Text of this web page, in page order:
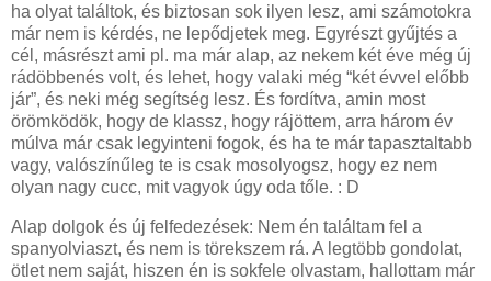
ha olyat találtok, és biztosan sok ilyen lesz, ami számotokra
már nem is kérdés, ne lepődjetek meg. Egyrészt gyűjtés a
cél, másrészt ami pl. ma már alap, az nekem két éve még új
rádöbbenés volt, és lehet, hogy valaki még “két évvel előbb
jár”, és neki még segítség lesz. És fordítva, amin most
örömködök, hogy de klassz, hogy rájöttem, arra három év
múlva már csak legyinteni fogok, és ha te már tapasztaltabb
vagy, valószínűleg te is csak mosolyogsz, hogy ez nem
olyan nagy cucc, mit vagyok úgy oda tőle. : D
Alap dolgok és új felfedezések: Nem én találtam fel a
spanyolviaszt, és nem is törekszem rá. A legtöbb gondolat,
ötlet nem saját, hiszen én is sokfele olvastam, hallottam már